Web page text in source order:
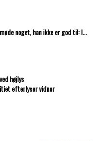
noget, han ikke er god til: I...
højlys
efterlyser vidner